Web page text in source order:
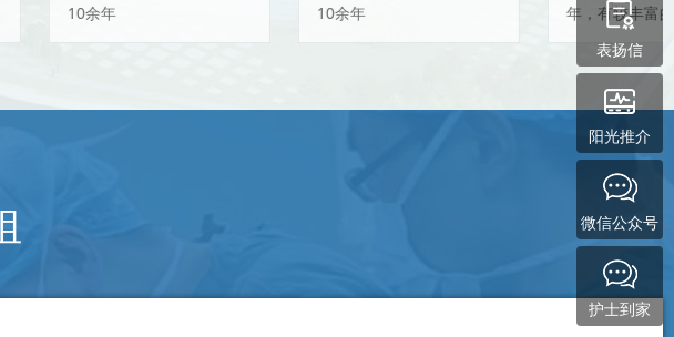
表扬信
阳光推介
微信公众号
护士到家
年，有较丰富的临床经